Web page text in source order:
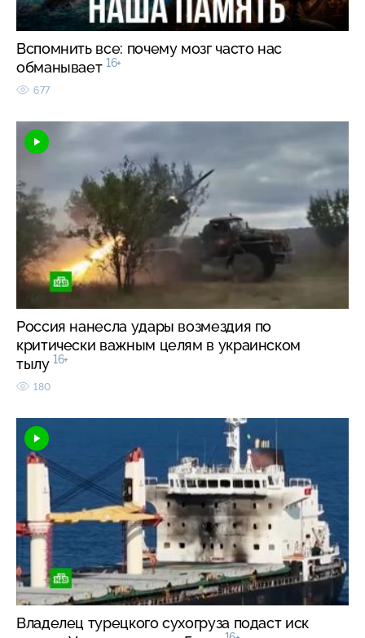
Вспомнить все: почему мозг часто нас
обманывает 16+
677
Россия нанесла удары возмездия по
критически важным целям в украинском
тылу 16+
180
Владелец турецкого сухогруза подаст иск